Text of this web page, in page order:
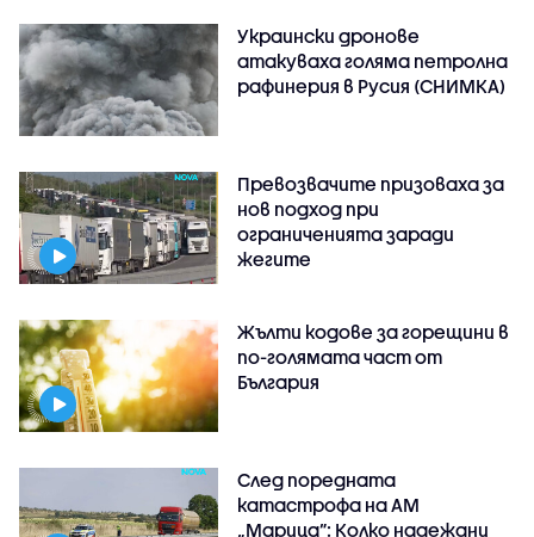
Украински дронове
атакуваха голяма петролна
рафинерия в Русия (СНИМКА)
Превозвачите призоваха за
нов подход при
ограниченията заради
жегите
Жълти кодове за горещини в
по-голямата част от
България
След поредната
катастрофа на АМ
„Марица”: Колко надеждни